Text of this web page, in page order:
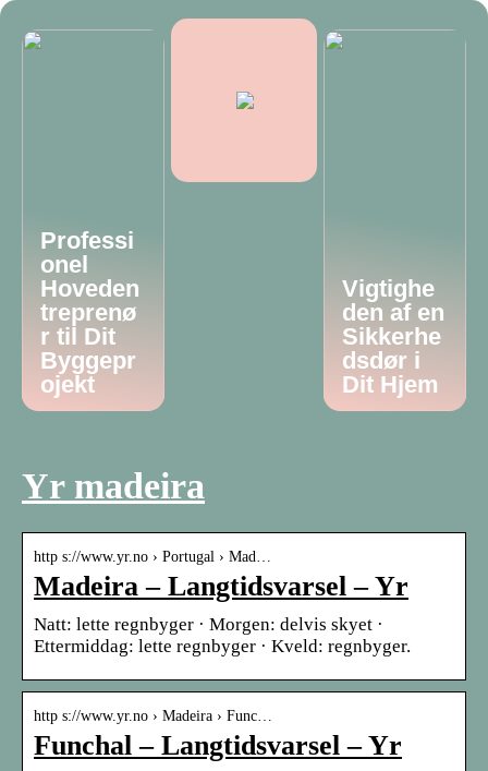
Professi
onel
Hoveden
treprenø
r til Dit
Byggepr
ojekt
Vigtighe
den af en
Sikkerhe
dsdør i
Dit Hjem
Yr madeira
http s://www.yr.no › Portugal › Mad…
Madeira – Langtidsvarsel – Yr
Natt: lette regnbyger · Morgen: delvis skyet ·
Ettermiddag: lette regnbyger · Kveld: regnbyger.
http s://www.yr.no › Madeira › Func…
Funchal – Langtidsvarsel – Yr